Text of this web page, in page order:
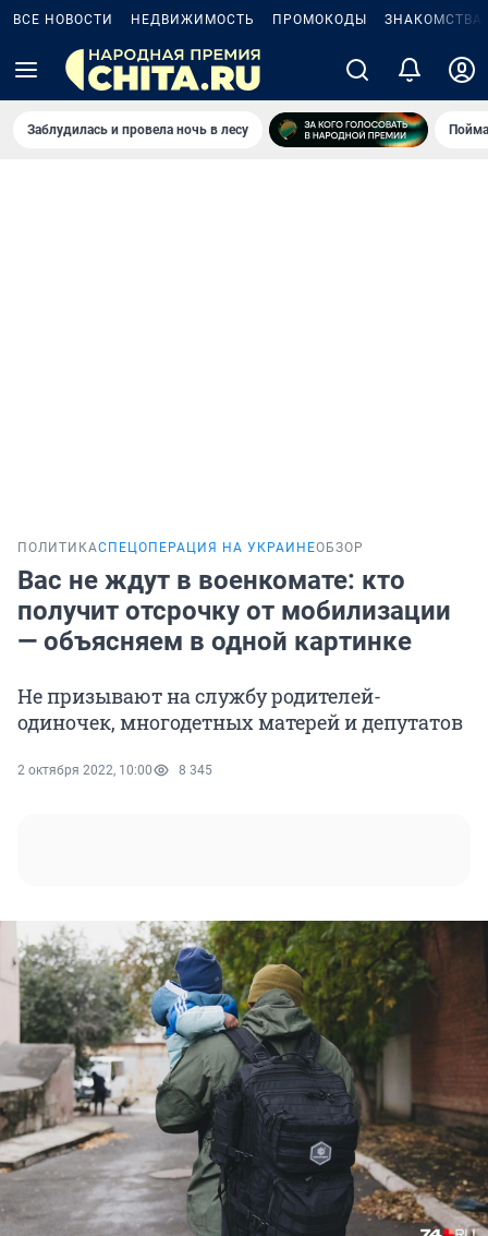
ВСЕ НОВОСТИ НЕДВИЖИМОСТЬ ПРОМОКОДЫ ЗНАКОМСТВА
Заблудилась и провела ночь в лесу
ПОЛИТИКАСПЕЦОПЕРАЦИЯ НА УКРАИНЕОБЗОР
Вас не ждут в военкомате: кто
получит отсрочку от мобилизации
— объясняем в одной картинке
Не призывают на службу родителей-
одиночек, многодетных матерей и депутатов
2 октября 2022, 10:00 8 345